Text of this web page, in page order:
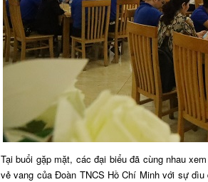
Tại buổi gặp mặt, các đại biểu đã cùng nhau
vẻ vang của Đoàn TNCS Hồ Chí Minh với sự